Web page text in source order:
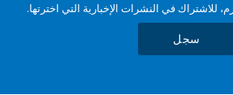
للاشتراك في النشرات الإخبارية التي اخترتها.
سجل